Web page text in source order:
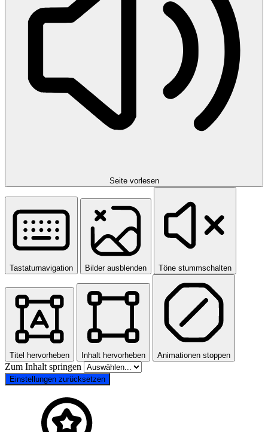
Seite vorlesen
Tastaturnavigation Bilder ausblenden Töne stummschalten
Titel hervorheben Inhalt hervorheben Animationen stoppen
Zum Inhalt springen
Einstellungen zurücksetzen